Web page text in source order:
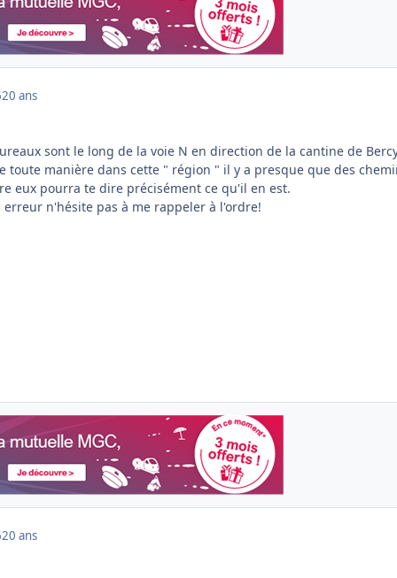
20 ans
sont le long de la voie N en direction de la cantine de
toute manière dans cette " région " il y a presque que des
eux pourra te dire précisément ce qu'il en est.
erreur n'hésite pas à me rappeler à l'ordre!
20 ans